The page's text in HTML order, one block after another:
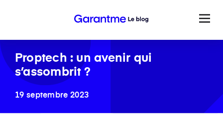
Proptech : un avenir qui
s’assombrit ?
19 septembre 2023